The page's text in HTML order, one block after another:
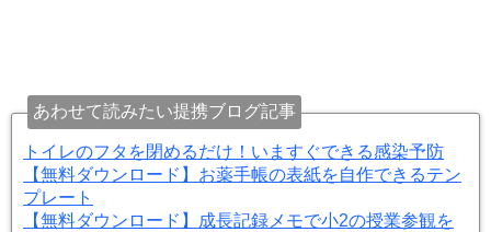
あわせて読みたい提携ブログ記事
トイレのフタを閉めるだけ！いますぐできる感染予防
【無料ダウンロード】お薬手帳の表紙を自作できるテン
プレート
【無料ダウンロード】成長記録メモで小2の授業参観を